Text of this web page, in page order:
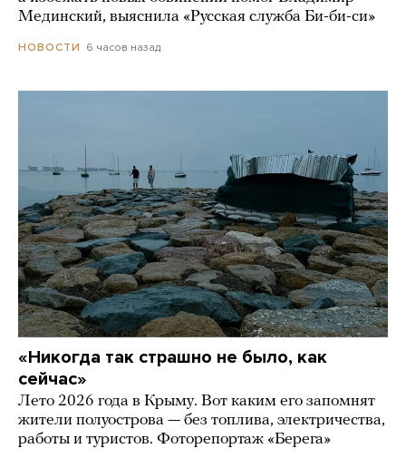
Мединский, выяснила «Русская служба Би-би-си»
НОВОСТИ 6 часов назад
«Никогда так страшно не было, как
сейчас»
Лето 2026 года в Крыму. Вот каким его запомнят
жители полуострова — без топлива, электричества,
работы и туристов. Фоторепортаж «Берега»